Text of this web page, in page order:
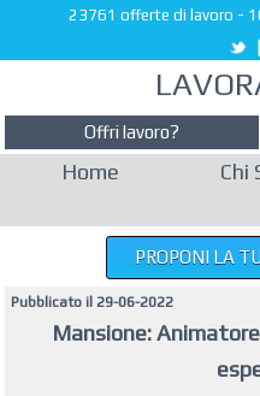
23761 offerte di lavoro -
Offri lavoro?
Home Chi
Pubblicato il 29-06-2022
Mansione:
PROPONI LA